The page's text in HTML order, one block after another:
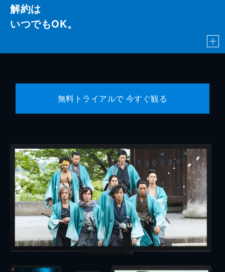
解約は
いつでもOK。
無料トライアルで 今すぐ観る